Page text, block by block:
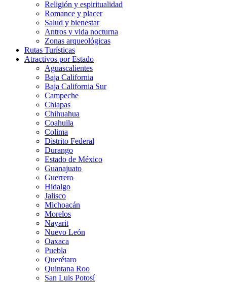
Religión y espiritualidad
Romance y placer
Salud y bienestar
Antros y vida nocturna
Zonas arqueológicas
Rutas Turísticas
Atractivos por Estado
Aguascalientes
Baja California
Baja California Sur
Campeche
Chiapas
Chihuahua
Coahuila
Colima
Distrito Federal
Durango
Estado de México
Guanajuato
Guerrero
Hidalgo
Jalisco
Michoacán
Morelos
Nayarit
Nuevo León
Oaxaca
Puebla
Querétaro
Quintana Roo
San Luis Potosí